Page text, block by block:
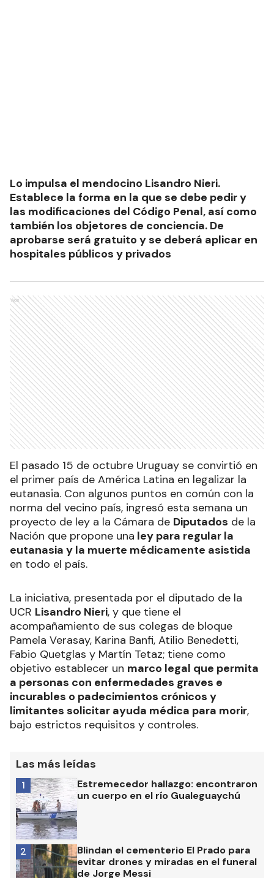
Lo impulsa el mendocino Lisandro Nieri.
Establece la forma en la que se debe pedir y
las modificaciones del Código Penal, así como
hospitales públicos y privados
Ads
El pasado 15 de octubre Uruguay se convirtió en
el primer país de América Latina en legalizar la
eutanasia. Con algunos puntos en común con la
norma del vecino país, ingresó esta semana un
proyecto de ley a la Cámara de
eutanasia y la muerte médicamente asistida
en todo el país.
La iniciativa, presentada por el diputado de la
UCRLisandro Nieri, y que tiene el
acompañamiento de sus colegas de bloque
Pamela Verasay, Karina Banfi, Atilio Benedetti,
Fabio Quetglas y Martín Tetaz; tiene como
objetivo establecer unmarco legal que permita
a personas con enfermedades graves e
limitantes solicitar ayuda médica para morir
bajo estrictos requisitos y controles.
Las más leídas
1